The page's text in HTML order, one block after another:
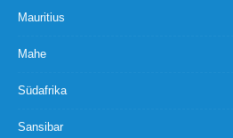
Mauritius
Mahe
Südafrika
Sansibar